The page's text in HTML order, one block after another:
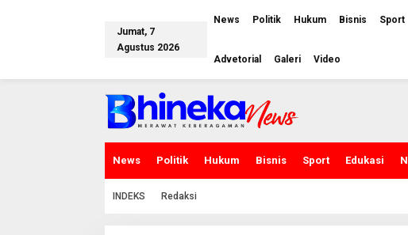
k
Jumat, 7
Agustus 2026
News Politik Hukum Bisnis Sport
Advetorial Galeri Video
News Politik Hukum Bisnis Sport Edukasi
INDEKS Redaksi